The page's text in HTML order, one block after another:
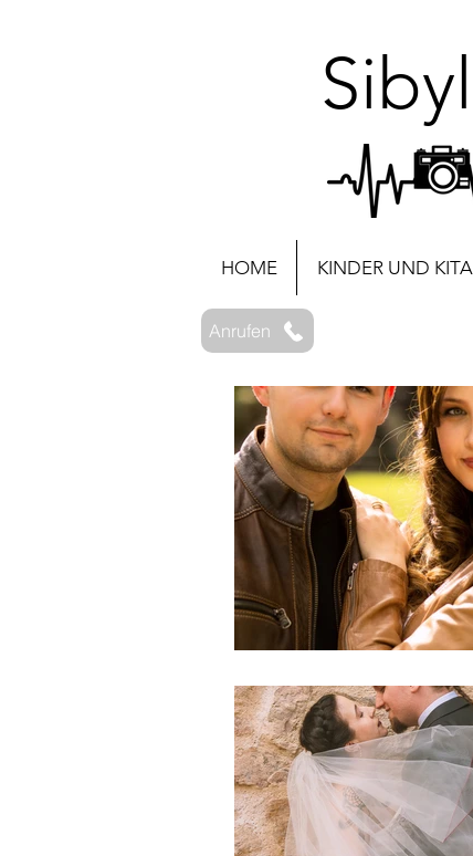
HOME KINDER UND
Anrufen